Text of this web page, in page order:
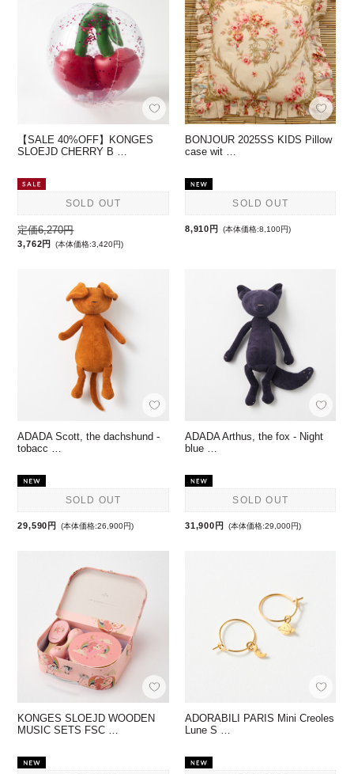
【SALE 40%OFF】KONGES
SLOEJD CHERRY B …
SOLD OUT
定価6,270円
3,762円 (本体価格:3,420円)
BONJOUR 2025SS KIDS Pillow
case wit …
SOLD OUT
8,910円 (本体価格:8,100円)
ADADA Scott, the dachshund -
tobacc …
SOLD OUT
29,590円 (本体価格:26,900円)
ADADA Arthus, the fox - Night
blue …
SOLD OUT
31,900円 (本体価格:29,000円)
KONGES SLOEJD WOODEN
MUSIC SETS FSC …
ADORABILI PARIS Mini Creoles
Lune S …